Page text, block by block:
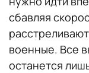
сбавляя
военные. Все
останется